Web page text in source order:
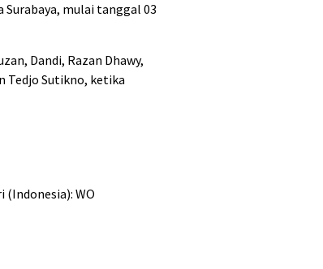
Surabaya, mulai tanggal 03
Dandi, Razan Dhawy,
Tedjo Sutikno, ketika
(Indonesia): WO